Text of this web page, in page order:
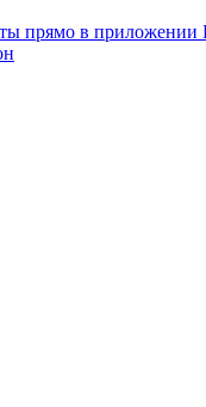
прямо в приложении